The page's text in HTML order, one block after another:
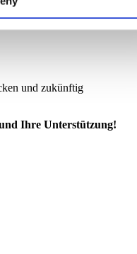
und zukünftig
Ihre Unterstützung!​